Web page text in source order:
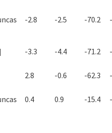
-2.8 -2.5 -70.2
-3.3 -4.4 -71.2
2.8 -0.6 -62.3
0.4 0.9 -15.4